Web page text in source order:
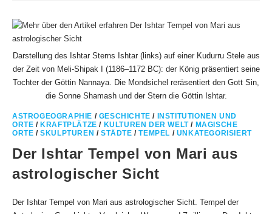
Darstellung des Ishtar Sterns Ishtar (links) auf einer Kudurru Stele aus
der Zeit von Meli-Shipak I (1186–1172 BC): der König präsentiert seine
Tochter der Göttin Nannaya. Die Mondsichel reräsentiert den Gott Sin,
die Sonne Shamash und der Stern die Göttin Ishtar.
ASTROGEOGRAPHIE / GESCHICHTE /
INSTITUTIONEN UND
ORTE / KRAFTPLÄTZE / KULTUREN DER WELT/ MAGISCHE
ORTE /SKULPTUREN /STÄDTE /TEMPEL / UNKATEGORISIERT
Der Ishtar Tempel von Mari aus
astrologischer Sicht
Der Ishtar Tempel von Mari aus astrologischer Sicht. Tempel der